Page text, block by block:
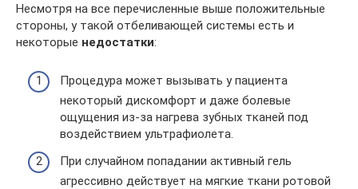
Несмотря на все перечисленные выше положительные
стороны, у такой отбеливающей системы есть и
некоторые недостатки:
Процедура может вызывать у пациента
некоторый дискомфорт и даже болевые
ощущения из-за нагрева зубных тканей под
воздействием ультрафиолета.
При случайном попадании активный гель
агрессивно действует на мягкие ткани ротовой